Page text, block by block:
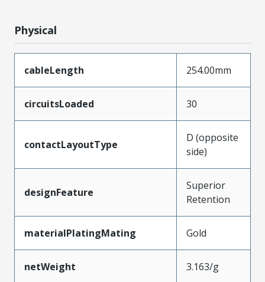
Physical
cableLength 254.00mm
circuitsLoaded 30
contactLayoutType
D (opposite
side)
designFeature
Superior
Retention
materialPlatingMating Gold
netWeight 3.163/g